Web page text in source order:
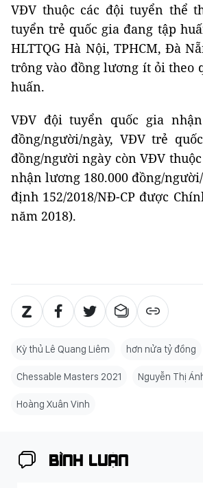
VĐV thuộc các đội tuyển thể
tuyển trẻ quốc gia đang tập
HLTTQG Hà Nội, TPHCM, Đà
trông vào đồng lương ít ỏi theo
huấn.
VĐV đội tuyển quốc gia
đồng/người/ngày, VĐV trẻ
đồng/người ngày còn VĐV
nhận lương 180.000 đồng/
định 152/2018/NĐ-CP được
năm 2018).
Kỳ thủ Lê Quang Liêm hơn nửa tỷ đồng
Chessable Masters 2021 Nguyễn Thị
Hoàng Xuân Vinh
BÌNH LUẬN